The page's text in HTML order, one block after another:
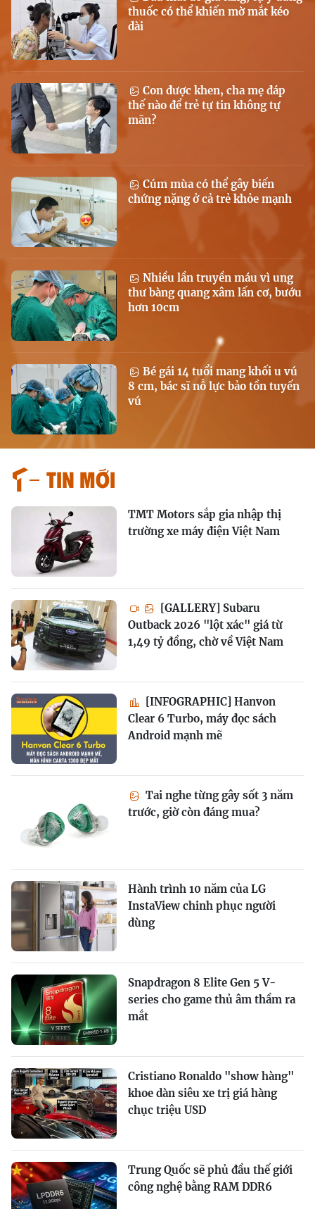
thuốc có thể khiến mờ mắt kéo
dài
Con được khen, cha mẹ đáp
thế nào để trẻ tự tin không tự
mãn?
Cúm mùa có thể gây biến
chứng nặng ở cả trẻ khỏe mạnh
Nhiều lần truyền máu vì ung
thư bàng quang xâm lấn cơ, bướu
hơn 10cm
Bé gái 14 tuổi mang khối u vú
8 cm, bác sĩ nỗ lực bảo tồn tuyến
vú
Tin mới
TMT Motors sắp gia nhập thị
trường xe máy điện Việt Nam
[GALLERY] Subaru
Outback 2026 "lột xác" giá từ
1,49 tỷ đồng, chờ về Việt Nam
[INFOGRAPHIC] Hanvon
Clear 6 Turbo, máy đọc sách
Android mạnh mẽ
Tai nghe từng gây sốt 3 năm
trước, giờ còn đáng mua?
Hành trình 10 năm của LG
InstaView chinh phục người
dùng
Snapdragon 8 Elite Gen 5 V-
series cho game thủ âm thầm ra
mắt
Cristiano Ronaldo "show hàng"
khoe dàn siêu xe trị giá hàng
chục triệu USD
Trung Quốc sẽ phủ đầu thế giới
công nghệ bằng RAM DDR6